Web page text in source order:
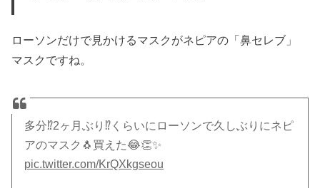
ローソンだけで見かけるマスクがネピアの「鼻セレブ」
マスクですね。
多分⁉️2ヶ月ぶり⁉️くらいにローソンで久しぶりにネピ
アのマスク🐧買えた😂👏✨
pic.twitter.com/KrQXkgseou